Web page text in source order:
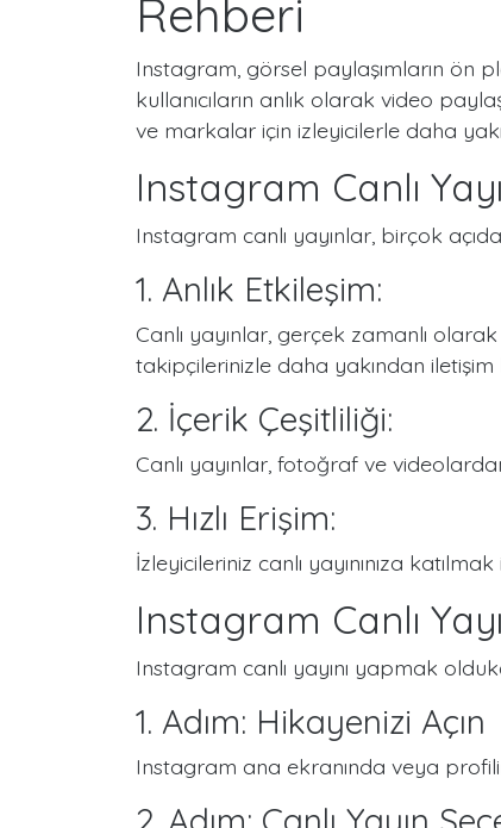
Rehberi
Instagram, görsel paylaşımların ön
kullanıcıların anlık olarak video
ve markalar için izleyicilerle daha
Instagram Canlı
Instagram canlı yayınlar, birçok
1. Anlık Etkileşim:
Canlı yayınlar, gerçek zamanlı
takipçilerinizle daha yakından iletişim
2. İçerik Çeşitliliği:
Canlı yayınlar, fotoğraf ve
3. Hızlı Erişim:
İzleyicileriniz canlı yayınınıza
Instagram Canlı
Instagram canlı yayını yapmak
1. Adım: Hikayenizi Açın
Instagram ana ekranında veya